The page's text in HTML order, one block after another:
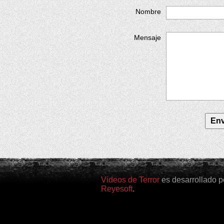
Nombre
Mensaje
Videos de Terrores desarrollado
Reyesoft.